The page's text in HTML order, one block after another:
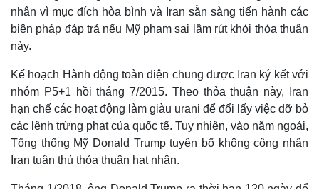
nhân vì mục đích hòa bình và Iran sẵn sàng tiến hành các
biện pháp đáp trả nếu Mỹ phạm sai lầm rút khỏi thỏa thuận
này.
Kế hoạch Hành động toàn diện chung được Iran ký kết với
nhóm P5+1 hồi tháng 7/2015. Theo thỏa thuận này, Iran
hạn chế các hoạt động làm giàu urani để đổi lấy việc dỡ bỏ
các lệnh trừng phạt của quốc tế. Tuy nhiên, vào năm ngoái,
Tổng thống Mỹ Donald Trump tuyên bố không công nhận
Iran tuân thủ thỏa thuận hạt nhân.